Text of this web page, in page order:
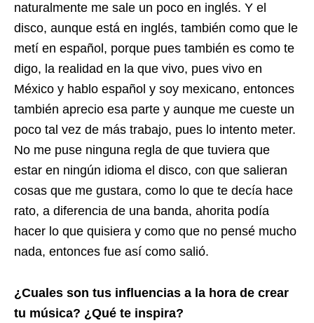
naturalmente me sale un poco en inglés. Y el
disco, aunque está en inglés, también como que le
metí en español, porque pues también es como te
digo, la realidad en la que vivo, pues vivo en
México y hablo español y soy mexicano, entonces
también aprecio esa parte y aunque me cueste un
poco tal vez de más trabajo, pues lo intento meter.
No me puse ninguna regla de que tuviera que
estar en ningún idioma el disco, con que salieran
cosas que me gustara, como lo que te decía hace
rato, a diferencia de una banda, ahorita podía
hacer lo que quisiera y como que no pensé mucho
nada, entonces fue así como salió.
¿Cuales son tus influencias a la hora de crear
tu música? ¿Qué te inspira?